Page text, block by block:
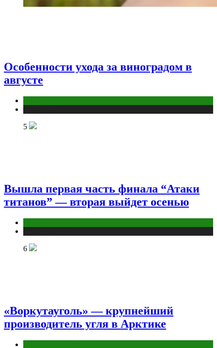
Особенности ухода за виноградом в
августе
5
Вышла первая часть финала “Атаки
титанов” — вторая выйдет осенью
6
«Воркутауголь» — крупнейший
производитель угля в Арктике